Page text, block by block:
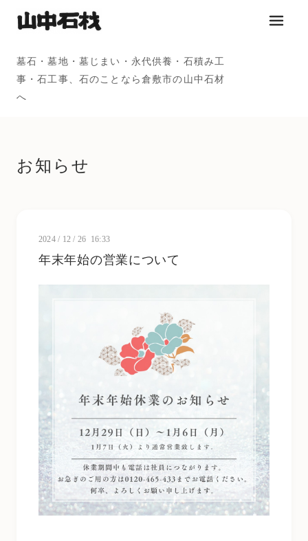
墓石・墓地・墓じまい・永代供養・石積み工
事・石工事、石のことなら倉敷市の山中石材
へ
メニュ
お知らせ
2024 / 12 / 26 16:33
年末年始の営業について